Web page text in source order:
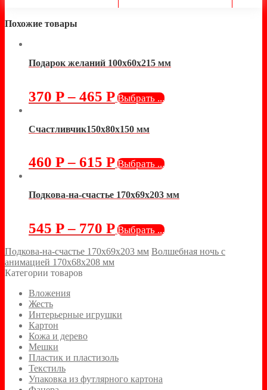
Похожие товары
Подарок желаний 100х60х215 мм
370 Р– 465 Р Выбрать ...
Счастливчик150х80х150 мм
460 Р– 615 Р Выбрать ...
Подкова-на-счастье 170х69х203 мм
545 Р– 770 Р Выбрать ...
Подкова-на-счастье 170х69х203 мм Волшебная ночь с
анимацией 170х68х208 мм
Категории товаров
Вложения
Жесть
Интерьерные игрушки
Картон
Кожа и дерево
Мешки
Пластик и пластизоль
Текстиль
Упаковка из футлярного картона